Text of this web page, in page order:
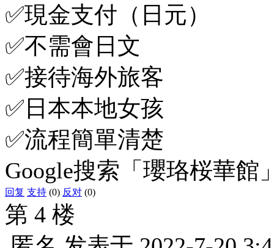
✅現金支付（日元）
✅不需會日文
✅接待海外旅客
✅日本本地女孩
✅流程簡單清楚
Google搜索「瓔珞桜華館
回复 支持 (0) 反对 (0)
第 4 楼